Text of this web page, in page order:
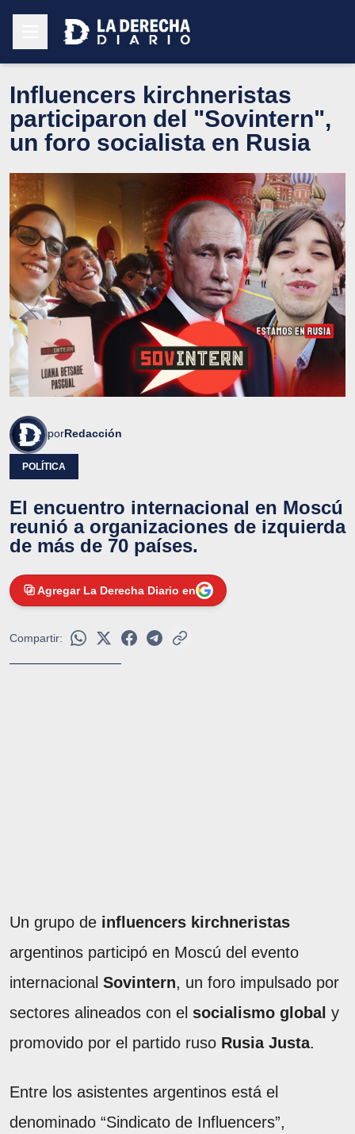
Influencers kirchneristas
participaron del "Sovintern",
un foro socialista en Rusia
porRedacción
POLÍTICA
El encuentro internacional en Moscú
reunió a organizaciones de izquierda
de más de 70 países.
Agregar La Derecha Diario en
Compartir:
Un grupo de influencers kirchneristas
argentinos participó en Moscú del evento
internacional Sovintern, un foro impulsado por
sectores alineados con el socialismo global y
promovido por el partido ruso Rusia Justa.
Entre los asistentes argentinos está el
denominado “Sindicato de Influencers”,